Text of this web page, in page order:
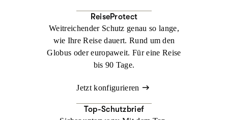
ReiseProtect
Weitreichender Schutz genau so lange,
wie Ihre Reise dauert. Rund um den
Globus oder europaweit. Für eine Reise
bis 90 Tage.
Jetzt konfigurieren
Top-Schutzbrief